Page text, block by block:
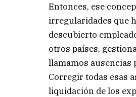
Entonces, ese
irregularidades que
descubierto
otros países,
llamamos ausencias
Corregir todas esas
liquidación de los